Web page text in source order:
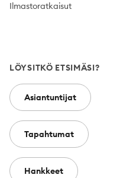
Ilmastoratkaisut
LÖYSITKÖ ETSIMÄSI?
Asiantuntijat
Tapahtumat
Hankkeet